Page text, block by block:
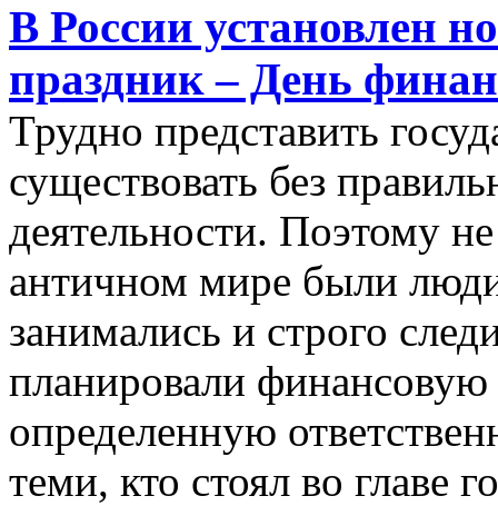
В России установлен
праздник – День
Трудно представить
существовать без
деятельности. Поэтому
античном мире были
занимались и строго
планировали финансовую
определенную
теми, кто стоял во главе